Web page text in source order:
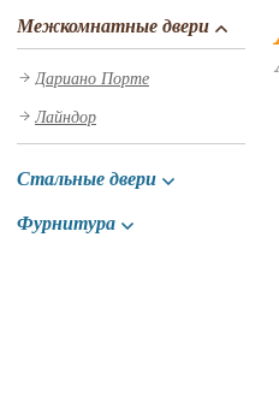
Межкомнатные двери
Дариано Порте
Лайндор
Стальные двери
Фурнитура